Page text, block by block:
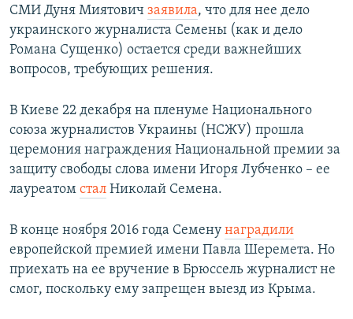
СМИ Дуня Миятович заявила, что для нее дело
украинского журналиста Семены (как и дело
Романа Сущенко) остается среди важнейших
вопросов, требующих решения.
В Киеве 22 декабря на пленуме Национального
союза журналистов Украины (НСЖУ) прошла
церемония награждения Национальной премии за
защиту свободы слова имени Игоря Лубченко – ее
лауреатом стал Николай Семена.
В конце ноября 2016 года Семену наградили
европейской премией имени Павла Шеремета. Но
приехать на ее вручение в Брюссель журналист не
смог, поскольку ему запрещен выезд из Крыма.